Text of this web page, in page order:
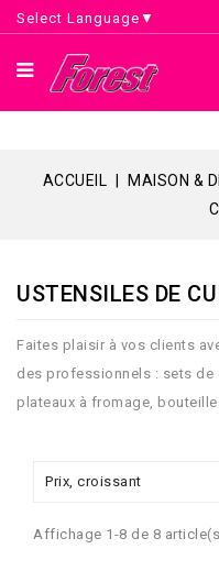
Select Language ▼
ACCUEIL MAISON &
USTENSILES DE
Faites plaisir à vos clients
des professionnels : sets de
plateaux à fromage,
Prix, croissant
Affichage 1-8 de 8